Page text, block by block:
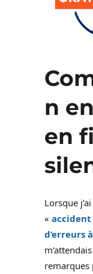
n
en
Lorsque
« accident
d’erreurs
remarques